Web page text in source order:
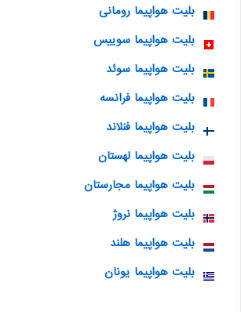
بلیت هواپیما رومانی
بلیت هواپیما سوییس
بلیت هواپیما سوئد
بلیت هواپیما فرانسه
بلیت هواپیما فنلاند
بلیت هواپیما لهستان
بلیت هواپیما مجارستان
بلیت هواپیما نروژ
بلیت هواپیما هلند
بلیت هواپیما یونان